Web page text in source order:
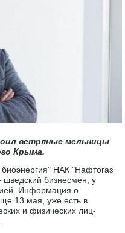
ветряные мельницы
Крыма.
НАК "Нафтогаз
шведский бизнесмен, у
Информация о
13 мая, уже есть в
и физических лиц-